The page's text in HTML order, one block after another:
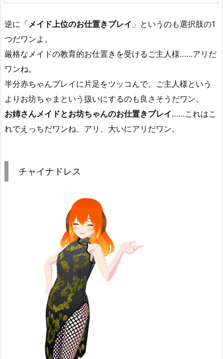
逆に「メイド上位のお仕置きプレイ 」というのも選択肢の1
つだワンよ。
厳格なメイドの教育的お仕置きを受けるご主人様……アリだ
ワンね。
半分赤ちゃんプレイに片足をツッコんで、ご主人様という
よりお坊ちゃまという扱いにするのも良さそうだワン。
お姉さんメイドとお坊ちゃんのお仕置きプレイ……これはこ
れでえっちだワンね、アリ、大いにアリだワン。
チャイナドレス